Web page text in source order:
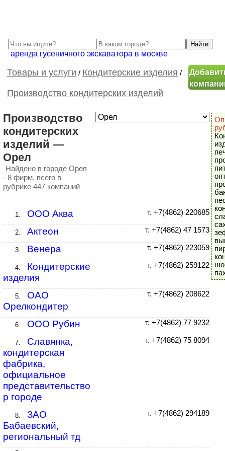
аренда гусеничного экскаватора в москве
Товары и услуги / Кондитерские изделия /
Производство кондитерских изделий
Производство
кондитерских
изделий —
Орел
Найдено в городе Орел
- 8 фирм, всего в
рубрике 447 компаний
1. ООО Аква т. +7(4862) 220685
2. Актеон т. +7(4862) 47 1573
3. Венера т. +7(4862) 223059
4.
Кондитерские
изделия
т. +7(4862) 259122
5.
ОАО
Орелкондитер
т. +7(4862) 208622
6. ООО Рубин т. +7(4862) 77 9232
7.
Славянка,
кондитерская
фабрика,
официальное
представительство
р городе
т. +7(4862) 75 8094
8.
ЗАО
Бабаевский,
региональный тд
т. +7(4862) 294189